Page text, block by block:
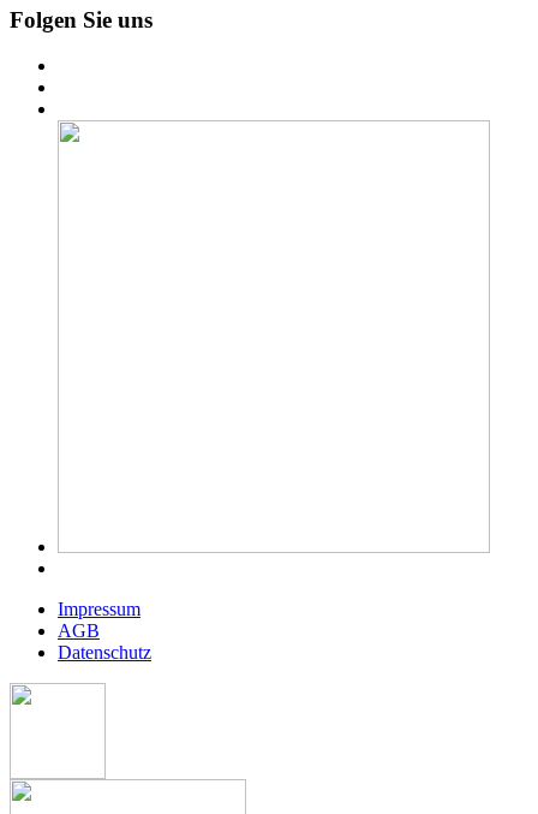
Folgen Sie uns
Impressum
AGB
Datenschutz